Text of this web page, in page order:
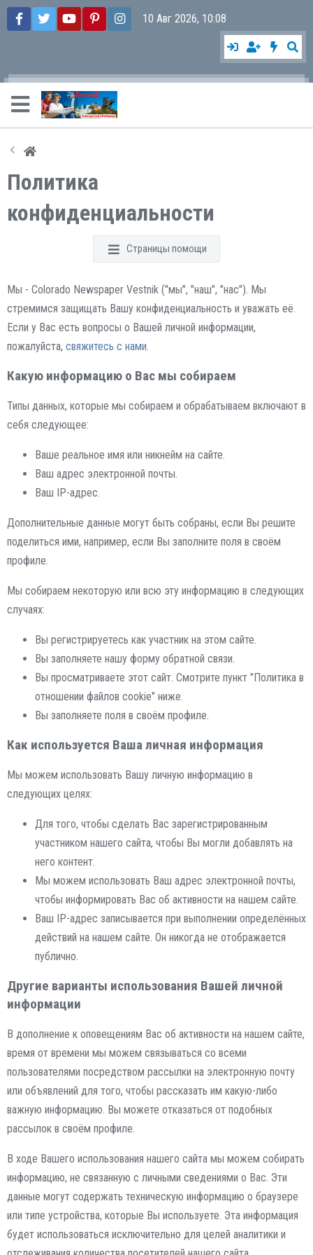
10 Авг 2026, 10:08
Политика
конфиденциальности
Страницы помощи
Мы - Colorado Newspaper Vestnik ("мы", "наш", "нас"). Мы
стремимся защищать Вашу конфиденциальность и уважать её.
Если у Вас есть вопросы о Вашей личной информации,
пожалуйста, свяжитесь с нами.
Какую информацию о Вас мы собираем
Типы данных, которые мы собираем и обрабатываем включают в
себя следующее:
Ваше реальное имя или никнейм на сайте.
Ваш адрес электронной почты.
Ваш IP-адрес.
Дополнительные данные могут быть собраны, если Вы решите
поделиться ими, например, если Вы заполните поля в своём
профиле.
Мы собираем некоторую или всю эту информацию в следующих
случаях:
Вы регистрируетесь как участник на этом сайте.
Вы заполняете нашу форму обратной связи.
Вы просматриваете этот сайт. Смотрите пункт "Политика в
отношении файлов cookie" ниже.
Вы заполняете поля в своём профиле.
Как используется Ваша личная информация
Мы можем использовать Вашу личную информацию в
следующих целях:
Для того, чтобы сделать Вас зарегистрированным
участником нашего сайта, чтобы Вы могли добавлять на
него контент.
Мы можем использовать Ваш адрес электронной почты,
чтобы информировать Вас об активности на нашем сайте.
Ваш IP-адрес записывается при выполнении определённых
действий на нашем сайте. Он никогда не отображается
публично.
Другие варианты использования Вашей личной
информации
В дополнение к оповещениям Вас об активности на нашем сайте,
время от времени мы можем связываться со всеми
пользователями посредством рассылки на электронную почту
или объявлений для того, чтобы рассказать им какую-либо
важную информацию. Вы можете отказаться от подобных
рассылок в своём профиле.
В ходе Вашего использования нашего сайта мы можем собирать
информацию, не связанную с личными сведениями о Вас. Эти
данные могут содержать техническую информацию о браузере
или типе устройства, которые Вы используете. Эта информация
будет использоваться исключительно для целей аналитики и